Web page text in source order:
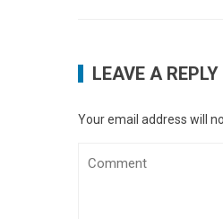
LEAVE A REPLY
Your email address will